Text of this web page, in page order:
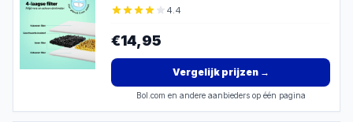
4.4
€14,95
Vergelijk prijzen→
Bol.com en andere aanbieders op één pagina